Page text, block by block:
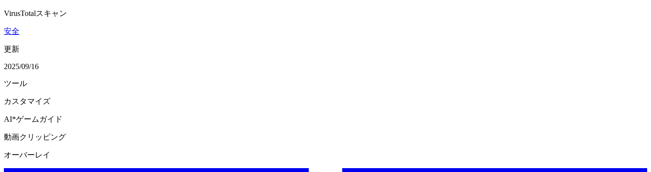
VirusTotalスキャン
安全
更新
2025/09/16
ツール
カスタマイズ
AI*ゲームガイド
動画クリッピング
オーバーレイ